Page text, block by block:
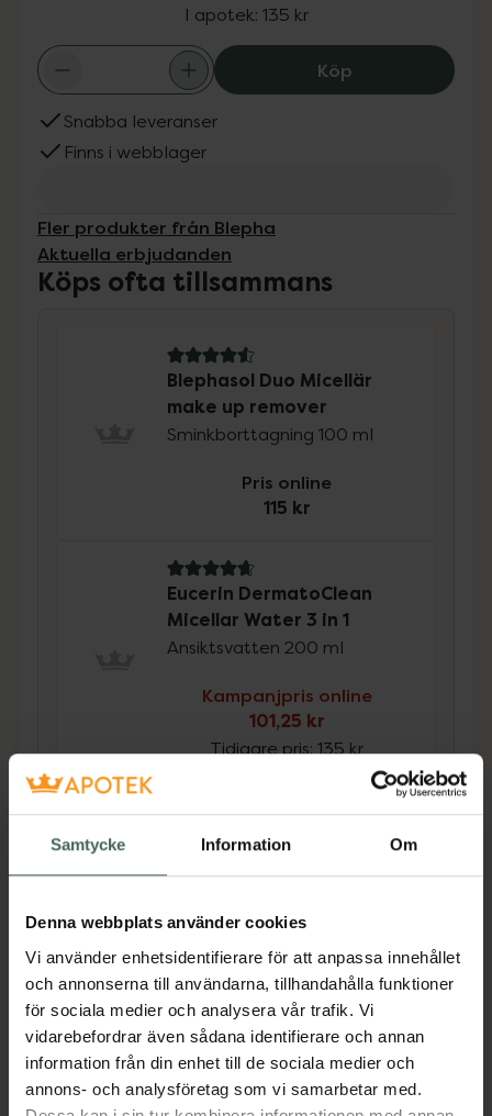
Samtycke Information Om
Denna webbplats använder cookies
Vi använder enhetsidentifierare för att anpassa innehållet
och annonserna till användarna, tillhandahålla funktioner
för sociala medier och analysera vår trafik. Vi
vidarebefordrar även sådana identifierare och annan
information från din enhet till de sociala medier och
annons- och analysföretag som vi samarbetar med.
I apotek: 135 kr
KöpBlephasol Duo
Snabba leveranser
Finns i webblager
Fler produkter från Blepha
Aktuella erbjudanden
Köps ofta tillsammans
4.6 av 5 i omdöme
Blephasol Duo Micellär
make up remover
Sminkborttagning 100 ml
Pris online
115 kr
4.7 av 5 i omdöme
Eucerin DermatoClean
Micellar Water 3 in 1
Ansiktsvatten 200 ml
Kampanjpris online
101,25 kr
Tidigare pris:135 kr
Köp båda för
Beskrivning
BLEPHASOL DUO är en ny, mycket mild
sminkborttagning för dig som har torra ögon,
känsliga ögonlock eller använder
kontaktlinser. Vanlig sminkborttagning är ofta
för aggressiv för den tunna huden runt ögat